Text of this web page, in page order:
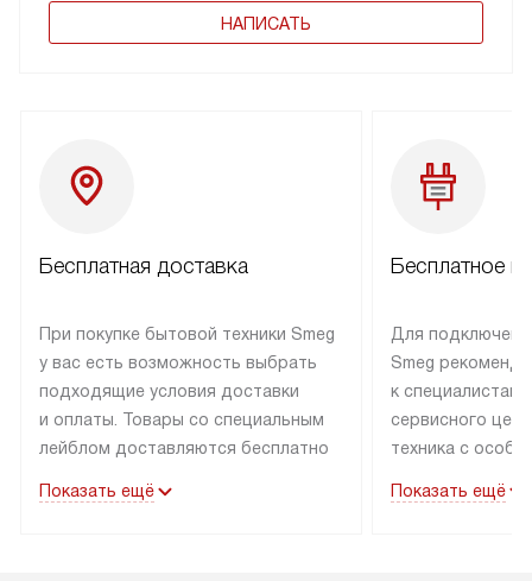
НАПИСАТЬ
Бесплатная доставка
При покупке бытовой техники Smeg
у вас есть возможность выбрать
подходящие условия доставки
и оплаты. Товары со специальным
лейблом доставляются бесплатно
до подъезда. Доставка за пределы
Показать ещё
Бесплатное
Для
Smeg
к специалистам
сервисного
техника с
коммуникациям.
Показать ещё